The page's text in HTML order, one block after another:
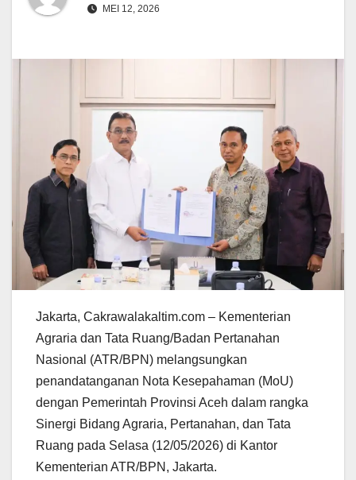
MEI 12, 2026
Jakarta, Cakrawalakaltim.com – Kementerian
Agraria dan Tata Ruang/Badan Pertanahan
Nasional (ATR/BPN) melangsungkan
penandatanganan Nota Kesepahaman (MoU)
dengan Pemerintah Provinsi Aceh dalam rangka
Sinergi Bidang Agraria, Pertanahan, dan Tata
Ruang pada Selasa (12/05/2026) di Kantor
Kementerian ATR/BPN, Jakarta.